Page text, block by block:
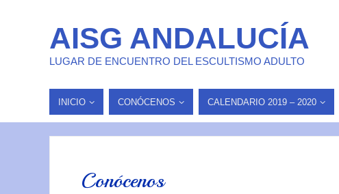
AISG ANDALUCÍA
LUGAR DE ENCUENTRO DEL ESCULTISMO ADULTO
INICIO CONÓCENOS CALENDARIO 2019 – 2020
Conócenos